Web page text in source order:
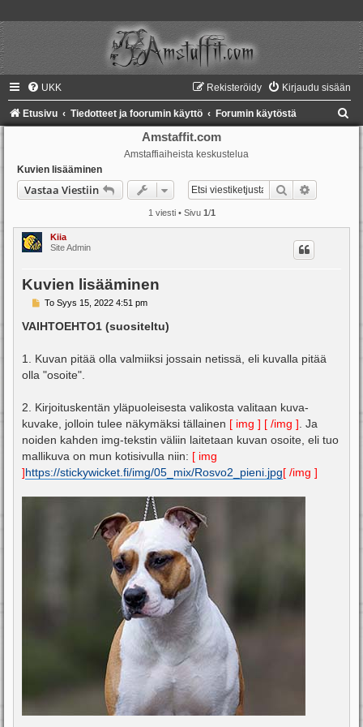
UKK Kirjaudu sisään
Rekisteröidy
Etusivu Tiedotteet ja foorumin käyttö Forumin käytöstä
Amstaffit.com
Amstaffiaiheista keskustelua
Kuvien lisääminen
Vastaa Viestiin Etsi
1 viesti • Sivu 1/1
Kiia
Site Admin
Kuvien lisääminen
V
e
i
To Syys 15, 2022 4:51 pm
VAIHTOEHTO1 (suositeltu)
1. Kuvan pitää olla valmiiksi jossain netissä, eli kuvalla pitää
olla "osoite".
2. Kirjoituskentän yläpuoleisesta valikosta valitaan kuva-
kuvake, jolloin tulee näkymäksi tällainen [ img ] [ /img ] . Ja
noiden kahden img-tekstin väliin laitetaan kuvan osoite, eli tuo
mallikuva on mun kotisivulla niin: [ img
]https://stickywicket.fi/img/05_mix/Rosvo2_pieni.jpg[ /img ]